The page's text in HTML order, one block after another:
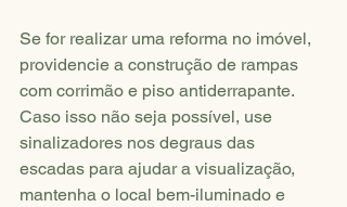
Se for realizar uma reforma no imóvel,
providencie a construção de rampas
com corrimão e piso antiderrapante.
Caso isso não seja possível, use
sinalizadores nos degraus das
escadas para ajudar a visualização,
mantenha o local bem-iluminado e